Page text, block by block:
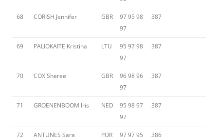
68 CORISH Jennifer GBR
97 95 98
97
387
69 PALIOKAITE Kristina LTU
95 97 98
97
387
70 COX Sheree GBR
96 98 96
97
387
71 GROENENBOOM Iris NED
95 98 97
97
387
72 ANTUNES Sara POR
97 97 95
386